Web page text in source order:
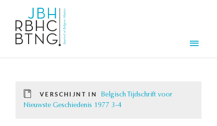
VERSCHIJNT IN
Belgisch Tijdschrift voor
Nieuwste Geschiedenis 1977 3-4